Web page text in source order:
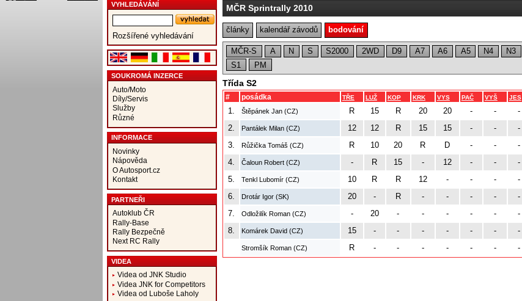
VYHLEDÁVÁNÍ
Rozšířené vyhledávání
SOUKROMÁ INZERCE
Auto/Moto
Díly/Servis
Služby
Různé
INFORMACE
Novinky
Nápověda
O Autosport.cz
Kontakt
PARTNEŘI
Autoklub ČR
Rally-Base
Rally Bezpečně
Next RC Rally
VIDEA
Videa od JNK Studio
Videa JNK for Competitors
Videa od Luboše Laholy
MČR Sprintrally 2010
články kalendář závodů bodování
MČR-S A N S S2000 2WD D9 A7 A6 A5 N4 N3
S1
PM
Třída S2
# posádka TŘE LUŽ KOP KRK VYS PAČ VYŠ JES
1. Štěpánek Jan (CZ) R 15 R 20 20 - - -
2.
Pantálek Milan (CZ) 12 12 R 15 15 - - -
3.
Růžička Tomáš (CZ) R 10 20 R D - - -
4.
Čaloun Robert (CZ) - R 15 - 12 - - -
5.
Tenkl Lubomír (CZ) 10 R R 12 - - - -
6.
Drotár Igor (SK) 20 - R - - - - -
7.
Odložilík Roman (CZ) - 20 - - - - - -
8.
Komárek David (CZ) 15 - - - - - - -
Stromšík Roman (CZ) R - - - - - - -